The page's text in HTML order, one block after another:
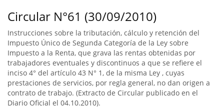
Circular N°61 (30/09/2010)
Instrucciones sobre la tributación, cálculo y retención del
Impuesto Único de Segunda Categoría de la Ley sobre
Impuesto a la Renta, que grava las rentas obtenidas por
trabajadores eventuales y discontinuos a que se refiere el
inciso 4° del artículo 43 N° 1, de la misma Ley , cuyas
prestaciones de servicios, por regla general, no dan origen a
contrato de trabajo. (Extracto de Circular publicado en el
Diario Oficial el 04.10.2010).